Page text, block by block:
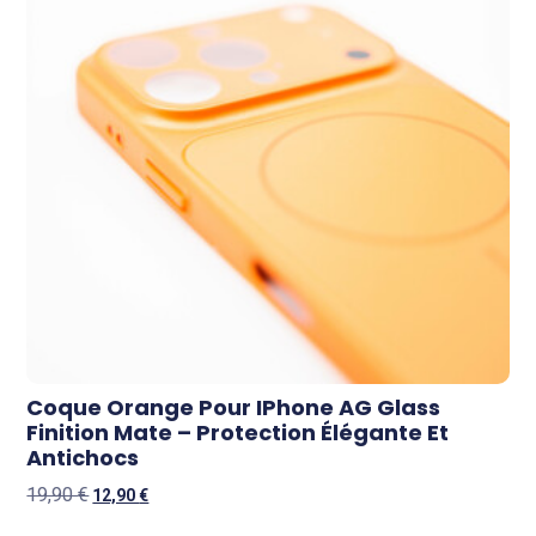
Coque Orange Pour IPhone AG Glass
Finition Mate – Protection Élégante Et
Antichocs
19,90€ 12,90€